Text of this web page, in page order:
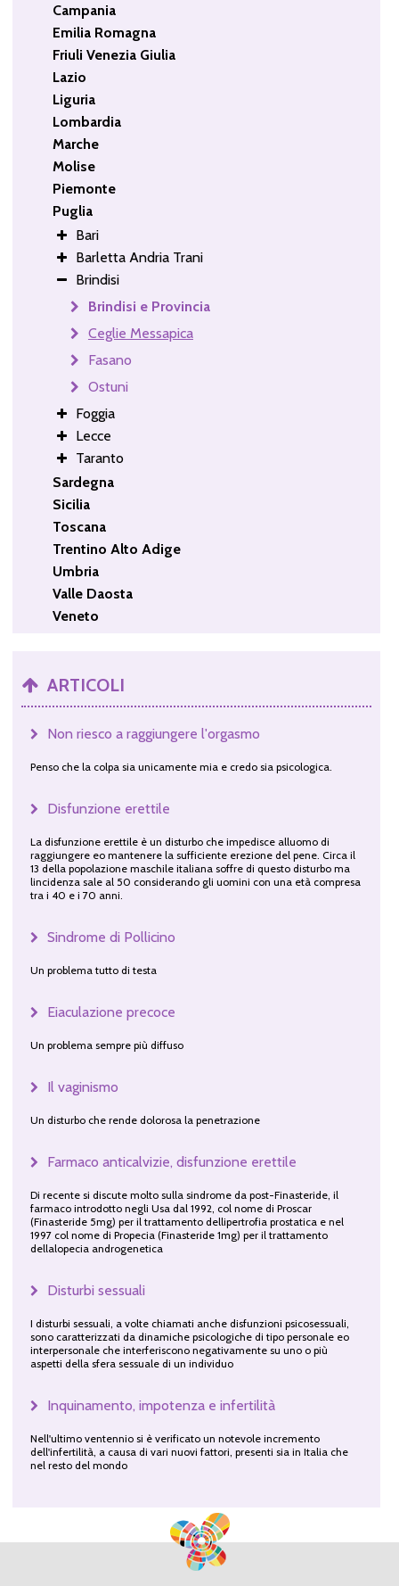
Campania
Emilia Romagna
Friuli Venezia Giulia
Lazio
Liguria
Lombardia
Marche
Molise
Piemonte
Puglia
Bari
Barletta Andria Trani
Brindisi
Brindisi e Provincia
Ceglie Messapica
Fasano
Ostuni
Foggia
Lecce
Taranto
Sardegna
Sicilia
Toscana
Trentino Alto Adige
Umbria
Valle Daosta
Veneto
ARTICOLI
Non riesco a raggiungere l'orgasmo
Penso che la colpa sia unicamente mia e credo sia psicologica.
Disfunzione erettile
La disfunzione erettile è un disturbo che impedisce alluomo di
raggiungere eo mantenere la sufficiente erezione del pene. Circa il
13 della popolazione maschile italiana soffre di questo disturbo ma
lincidenza sale al 50 considerando gli uomini con una età compresa
tra i 40 e i 70 anni.
Sindrome di Pollicino
Un problema tutto di testa
Eiaculazione precoce
Un problema sempre più diffuso
Il vaginismo
Un disturbo che rende dolorosa la penetrazione
Farmaco anticalvizie, disfunzione erettile
Di recente si discute molto sulla sindrome da post-Finasteride, il
farmaco introdotto negli Usa dal 1992, col nome di Proscar
(Finasteride 5mg) per il trattamento dellipertrofia prostatica e nel
1997 col nome di Propecia (Finasteride 1mg) per il trattamento
dellalopecia androgenetica
Disturbi sessuali
I disturbi sessuali, a volte chiamati anche disfunzioni psicosessuali,
sono caratterizzati da dinamiche psicologiche di tipo personale eo
interpersonale che interferiscono negativamente su uno o più
aspetti della sfera sessuale di un individuo
Inquinamento, impotenza e infertilità
Nell'ultimo ventennio si è verificato un notevole incremento
dell'infertilità, a causa di vari nuovi fattori, presenti sia in Italia che
nel resto del mondo